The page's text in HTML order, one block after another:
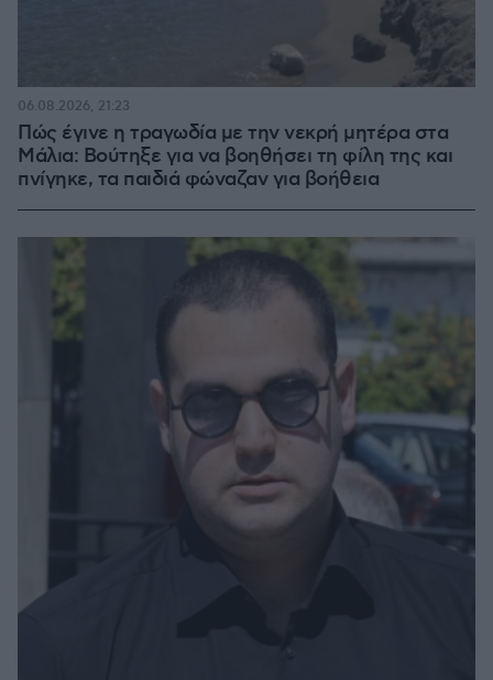
Πώς έγινε η τραγωδία με την νεκρή μητέρα στα
Μάλια: Βούτηξε για να βοηθήσει τη φίλη της και
πνίγηκε, τα παιδιά φώναζαν για βοήθεια
06.08.2026, 21:23